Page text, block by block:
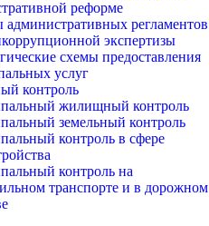
реформе
административных регламентов
экспертизы
схемы предоставления
услуг
контроль
жилищный контроль
земельный контроль
контроль в сфере
контроль на
транспорте и в дорожном